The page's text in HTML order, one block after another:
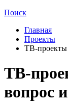
Поиск
Главная
Проекты
ТВ-проекты
ТВ-
вопрос